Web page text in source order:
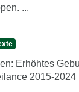
...
Erhöhtes
2015-2024